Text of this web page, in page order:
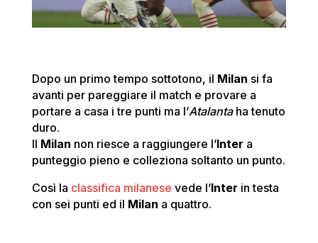
Dopo un primo tempo sottotono, il Milan si fa
avanti per pareggiare il match e provare a
portare a casa i tre punti ma l’Atalantaha tenuto
duro.
Il Milan non riesce a raggiungere l’Inter a
punteggio pieno e colleziona soltanto un punto.
Così la classifica milanese vede l’Inter in testa
con sei punti ed il Milan a quattro.